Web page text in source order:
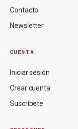
Contacto
Newsletter
CUENTA
Iniciar sesión
Crear cuenta
Suscríbete